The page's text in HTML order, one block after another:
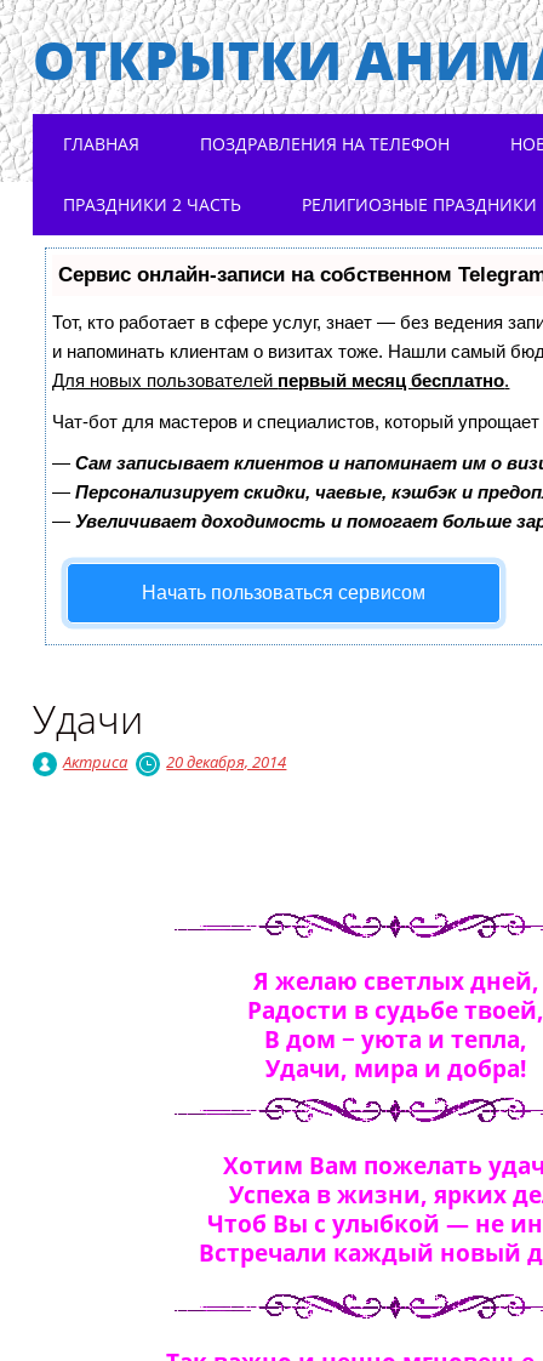
ОТКРЫТКИ
Main menu
ГЛАВНАЯ ПОЗДРАВЛЕНИЯ НА ТЕЛЕФОН
ПРАЗДНИКИ 2 ЧАСТЬ РЕЛИГИОЗНЫЕ ПРАЗДНИКИ
Сервис онлайн-записи на собственном
Тот, кто работает в сфере услуг, знает — без ведения
и напоминать клиентам о визитах тоже. Нашли самый
Для новых пользователей первый месяц бесплатно.
Чат-бот для мастеров и специалистов, который
—Сам записывает клиентов и напоминает им о
—Персонализирует скидки, чаевые, кэшбэк и
—Увеличивает доходимость и помогает больше
Начать пользоваться сервисом
Удачи
Актриса 20 декабря, 2014
Я желаю светлых дней,
Радости в судьбе
В дом − уюта и тепла,
Удачи, мира и добра!
Хотим Вам пожелать
Успеха в жизни, ярких
Чтоб Вы с улыбкой — не
Встречали каждый новый